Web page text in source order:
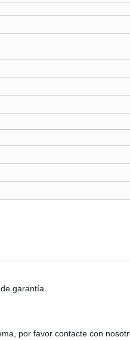
garantía.
por favor contacte con